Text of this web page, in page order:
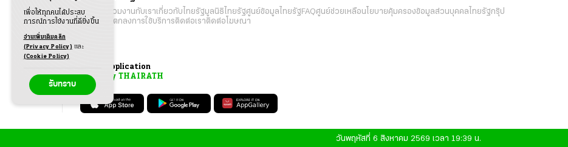
กิจกรรม ร่วมงานกับเราเกี่ยวกับไทยรัฐมูลนิธิไทยรัฐศูนย์ข้อมูลไทยรัฐFAQศูนย์ช่วยเหลือนโยบายคุ้มครองข้อมูลส่วนบุคคลไทยรัฐกรุ๊ป
เงื่อนไขข้อตกลงการใช้บริการติดต่อเราติดต่อโฆษณา
Application
My THAIRATH
วันพฤหัสที่ 6 สิงหาคม 2569 เวลา 19:39 น.
เพื่อให้ทุกคนได้ประสบ
การณ์การใช้งานที่ดียิ่งขึ้น
อ่านเพิ่มเติมคลิก
(Privacy Policy) และ
(Cookie Policy)
รับทราบ